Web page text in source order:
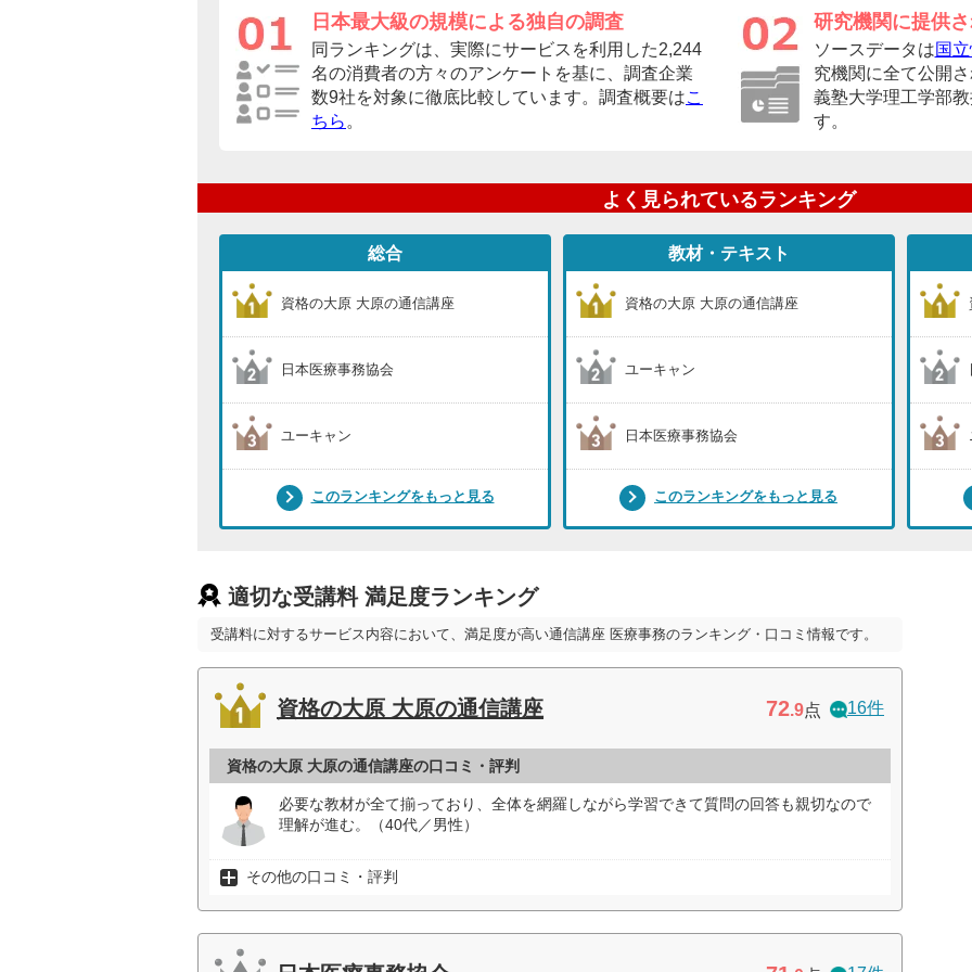
日本最大級の規模による独自の調査
同ランキングは、実際にサービスを利用した2,244
名の消費者の方々のアンケートを基に、調査企業
数9社を対象に徹底比較しています。調査概要はこ
ちら 。
研究機関に提供
ソースデータは国
究機関に全て公開
義塾大学理工学部教
す。
よく見られているランキング
総合
資格の大原 大原の通信講座
日本医療事務協会
ユーキャン
このランキングをもっと見る
教材・テキスト
資格の大原 大原の通信講座
ユーキャン
日本医療事務協会
このランキングをもっと見る
適切な受講料 満足度ランキング
受講料に対するサービス内容において、満足度が高い通信講座 医療事務のランキング・口コミ情報です。
資格の大原 大原の通信講座 72.9点 16件
資格の大原 大原の通信講座の口コミ・評判
必要な教材が全て揃っており、全体を網羅しながら学習できて質問の回答も親切なので
理解が進む。（40代／男性）
その他の口コミ・評判